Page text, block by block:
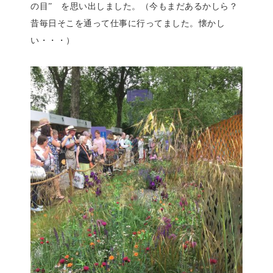
の目” を思い出しました。（今もまだあるかしら？
昔毎日そこを通って仕事に行ってました。懐かし
い・・・）